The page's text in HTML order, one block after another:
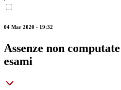
04 Mar 2020 - 19:32
Assenze non
esami